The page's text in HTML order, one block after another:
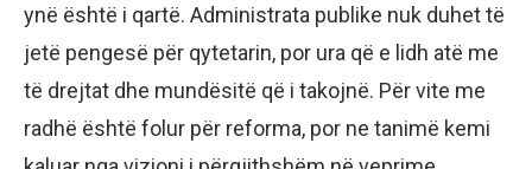
ynë është i qartë. Administrata publike nuk duhet të
jetë pengesë për qytetarin, por ura që e lidh atë me
të drejtat dhe mundësitë që i takojnë. Për vite me
radhë është folur për reforma, por ne tanimë kemi